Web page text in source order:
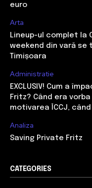
euro
Arta
Lineup-ul complet la
weekend din vară se
Timișoara
Administratie
EXCLUSIV! Cum a
Fritz? Când era
motivarea ÎCCJ,
Analiza
Saving Private Fritz
CATEGORIES